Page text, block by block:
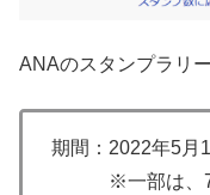
ANAのスタンプラリ
期間：2022年5月
※一部は、7